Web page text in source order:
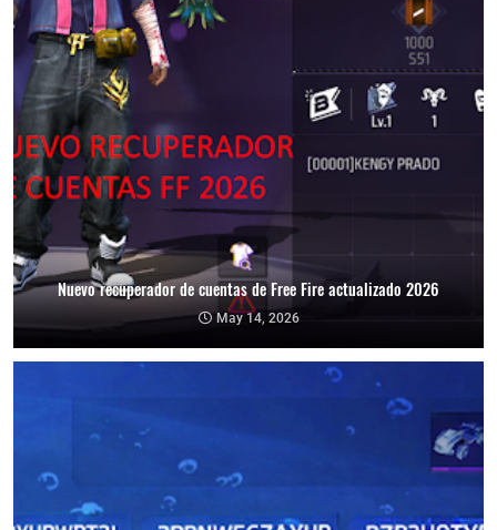
Nuevo recuperador de cuentas de Free Fire actualizado 2026
May 14, 2026